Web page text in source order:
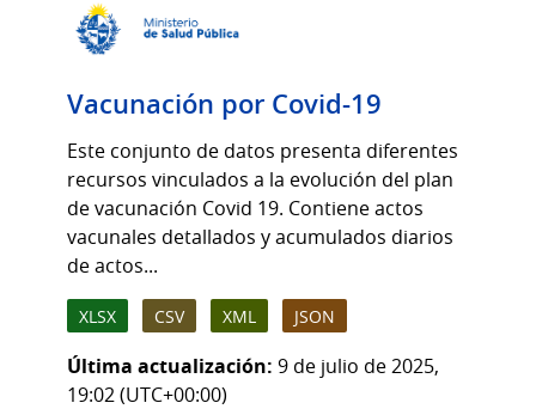
Vacunación por Covid-19
Este conjunto de datos presenta diferentes
recursos vinculados a la evolución del plan
de vacunación Covid 19. Contiene actos
vacunales detallados y acumulados diarios
de actos...
XLSX CSV XML JSON
Última actualización: 9 de julio de 2025,
19:02 (UTC+00:00)